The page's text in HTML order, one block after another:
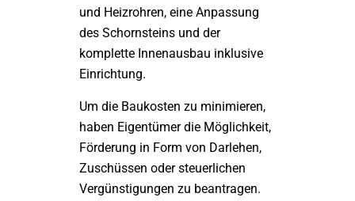
und Heizrohren, eine Anpassung
des Schornsteins und der
komplette Innenausbau inklusive
Einrichtung.
Um die Baukosten zu minimieren,
haben Eigentümer die Möglichkeit,
Förderung in Form von Darlehen,
Zuschüssen oder steuerlichen
Vergünstigungen zu beantragen.